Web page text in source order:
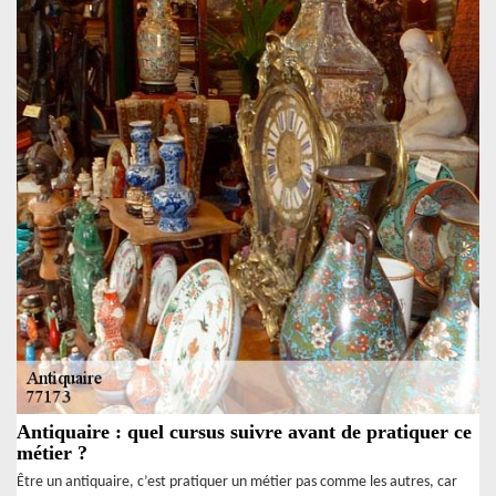
Antiquaire : quel cursus suivre avant de pratiquer ce
métier ?
Être un antiquaire, c’est pratiquer un métier pas comme les autres, car